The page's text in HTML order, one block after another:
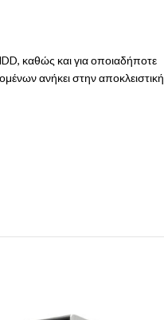
καθώς και για οποιαδήποτε
ανήκει στην αποκλειστική